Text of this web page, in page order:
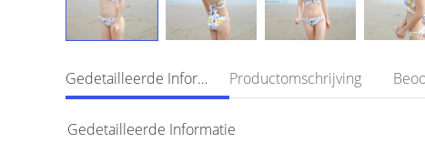
Gedetailleerde Informatie Productomschrijving
Gedetailleerde Informatie